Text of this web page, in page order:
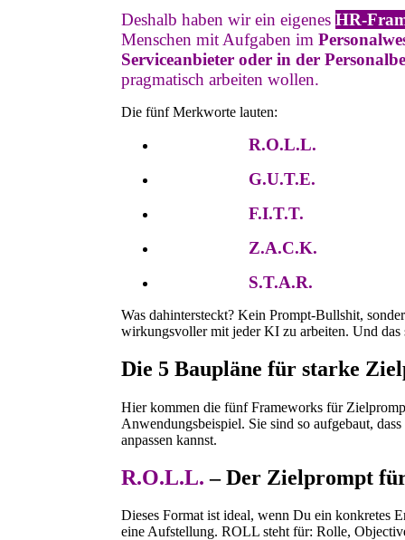
Deshalb haben wir ein eigenes HR-
Menschen mit Aufgaben im
Serviceanbieter oder in der
pragmatisch arbeiten wollen.
Die fünf Merkworte lauten:
R.O.L.L.
G.U.T.E.
F.I.T.T.
Z.A.C.K.
S.T.A.R.
Was dahintersteckt? Kein Prompt-Bullshit,
wirkungsvoller mit jeder KI zu arbeiten. Und das
Die 5 Baupläne für starke
Hier kommen die fünf Frameworks für
Anwendungsbeispiel. Sie sind so aufgebaut,
anpassen kannst.
R.O.L.L. – Der Zielprompt
Dieses Format ist ideal, wenn Du ein konkretes
eine Aufstellung. ROLL steht für: Rolle,